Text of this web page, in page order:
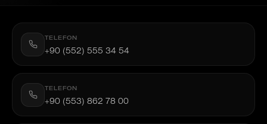
TELEFON
+90 (552) 555 34 54
TELEFON
+90 (553) 862 78 00